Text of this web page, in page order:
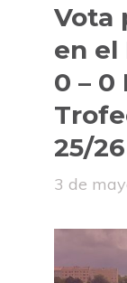
Vota
en el
0 – 0
25/26
3 de